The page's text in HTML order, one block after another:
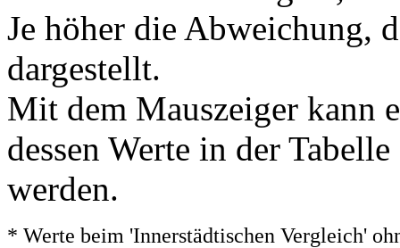
Je höher die Abweichung,
dargestellt.
Mit dem Mauszeiger kann
dessen Werte in der
werden.
* Werte beim 'Innerstädtischen Vergleich'